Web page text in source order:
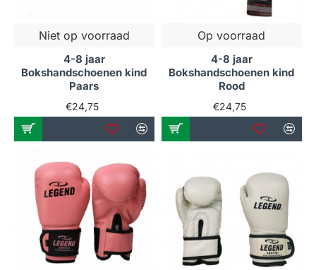
Niet op voorraad
4-8 jaar
Bokshandschoenen kind
Paars
€24,75
Op voorraad
4-8 jaar
Bokshandschoenen kind
Rood
€24,75